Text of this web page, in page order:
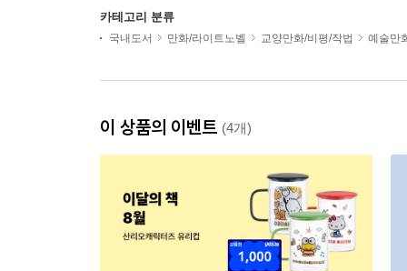
카테고리 분류
국내도서 만화/라이트노벨 교양만화/비평/작법 예술만
이 상품의 이벤트 (4개)